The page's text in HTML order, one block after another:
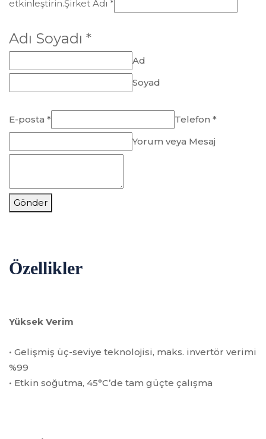
etkinleştirin.Şirket Adı *
Adı Soyadı *
Ad
Soyad
E-posta *
Telefon *
Yorum veya Mesaj
Gönder
Özellikler
Yüksek Verim
• Gelişmiş üç-seviye teknolojisi, maks. invertör verimi
%99
• Etkin soğutma, 45°C’de tam güçte çalışma